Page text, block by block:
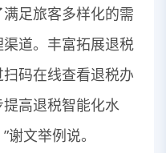
足旅客多样化的需
道。丰富拓展退税
码在线查看退税办
高退税智能化水
文举例说。